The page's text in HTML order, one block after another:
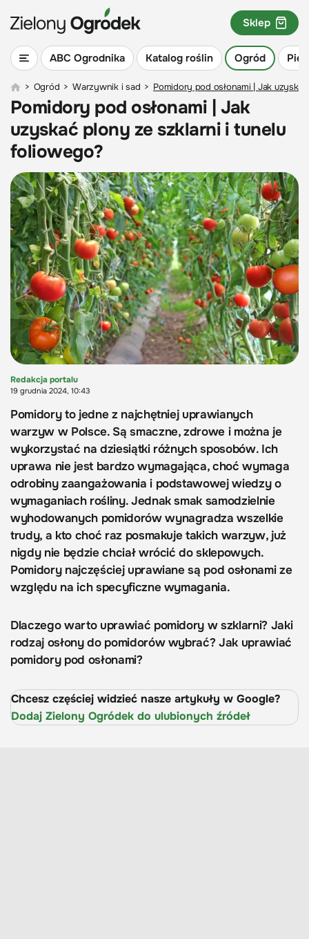
ABC Ogrodnika Katalog roślin Ogród
Sklep
> Ogród > Warzywnik i sad > Pomidory pod osłonami | Jak
Pomidory pod osłonami | Jak
uzyskać plony ze szklarni i tunelu
foliowego?
Redakcja portalu
19 grudnia 2024, 10:43
Pomidory to jedne z najchętniej uprawianych
warzyw w Polsce. Są smaczne, zdrowe i można je
wykorzystać na dziesiątki różnych sposobów. Ich
uprawa nie jest bardzo wymagająca, choć wymaga
odrobiny zaangażowania i podstawowej wiedzy o
wymaganiach rośliny. Jednak smak samodzielnie
wyhodowanych pomidorów wynagradza wszelkie
trudy, a kto choć raz posmakuje takich warzyw, już
nigdy nie będzie chciał wrócić do sklepowych.
Pomidory najczęściej uprawiane są pod osłonami ze
względu na ich specyficzne wymagania.
Dlaczego warto uprawiać pomidory w szklarni? Jaki
rodzaj osłony do pomidorów wybrać? Jak uprawiać
pomidory pod osłonami?
Chcesz częściej widzieć nasze artykuły w Google?
Dodaj Zielony Ogródek do ulubionych źródeł